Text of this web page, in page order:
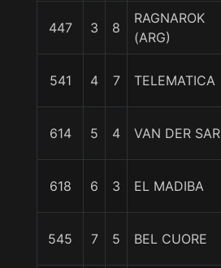
447 3 8
RAGNAROK
(ARG)
541 4 7 TELEMATICA
614 5 4 VAN DER SAR
618 6 3 EL MADIBA
545 7 5 BEL CUORE